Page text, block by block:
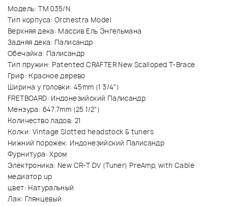
Модель: TM 035/N
Тип корпуса: Orchestra Model
Верхняя дека: Массив Ель Энгельмана
Задняя дека: Палисандр
Обечайка: Палисандр
Тип пружин: Patented CRAFTER New Scalloped T-Brace
Гриф: Красное дерево
Ширина у головки: 45mm (1 3/4")
FRETBOARD: Индонезийский Палисандр
Мензура: 647.7mm (25 1/2")
Количество ладов: 21
Колки: Vintage Slotted headstock & tuners
Нижний порожек: Индонезийский Палисандр
Фурнитура: Хром
Электроника: New CR-T DV (Tuner) PreAmp, with Cable
медиатор up
цвет: Натуральный
Лак: Глянцевый